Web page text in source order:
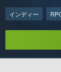
インディー